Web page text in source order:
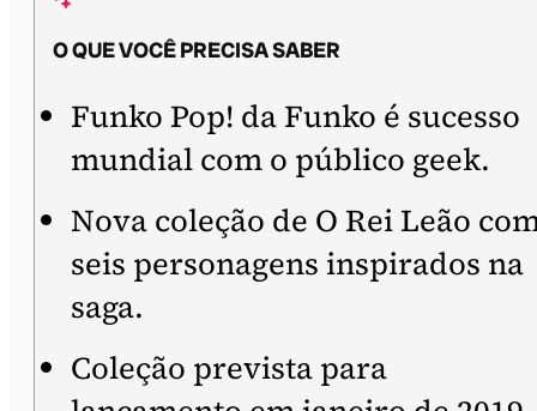
O QUE VOCÊ PRECISA SABER
Funko Pop! da Funko é sucesso
mundial com o público geek.
Nova coleção de O Rei Leão
seis personagens inspirados na
saga.
Coleção prevista para